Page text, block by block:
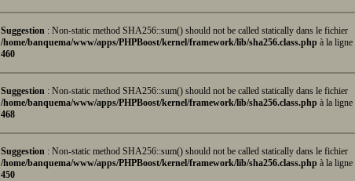
Suggestion : Non-static method SHA256::sum() should not be called statically dans le fichier
/home/banquema/www/apps/PHPBoost/kernel/framework/lib/sha256.class.php à la ligne
460
Suggestion : Non-static method SHA256::sum() should not be called statically dans le fichier
/home/banquema/www/apps/PHPBoost/kernel/framework/lib/sha256.class.php à la ligne
468
Suggestion : Non-static method SHA256::sum() should not be called statically dans le fichier
/home/banquema/www/apps/PHPBoost/kernel/framework/lib/sha256.class.php à la ligne
450